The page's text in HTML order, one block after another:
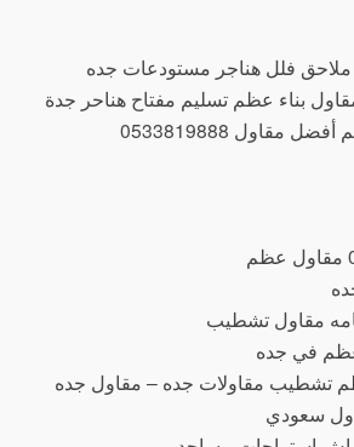
بناء عظم تسليم مفتاح هناحر جدة
0533819888
مقاول تشطيب
في جده
تشطيب مقاولات جده – مقاول جده
سعودي